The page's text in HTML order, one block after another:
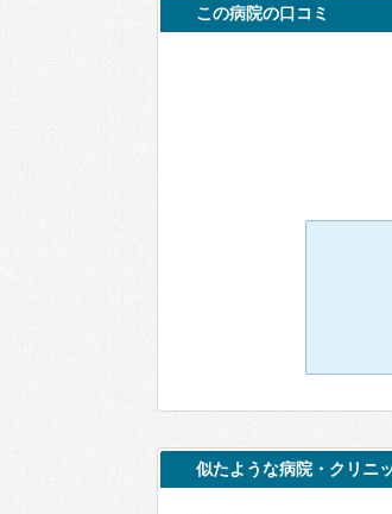
この病院の口コミ
似たような病院・クリニ